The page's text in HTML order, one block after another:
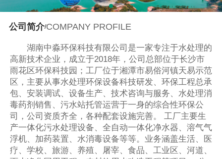
公司简介/COMPANY PROFILE
湖南中淼环保科技有限公司是一家专注于水处理的
高新技术企业，成立于2018年，公司总部位于长沙市
雨花区环保科技园；工厂位于湘潭市易俗河镇天易示范
区，主要从事水处理环保设备科技研发、环保工程总承
包、安装调试、设备生产、技术咨询与服务、水处理消
毒药剂销售、污水站托管运营于一身的综合性环保公
司，公司资质齐全，各种配套设施完善。 工厂主要生
产一体化污水处理设备、全自动一体化净水器、溶气气
浮机、加药装置、水消毒设备等等。业务涵盖生活、医
疗、学校、旅游、养殖、屠宰、食品、工业区、河道、